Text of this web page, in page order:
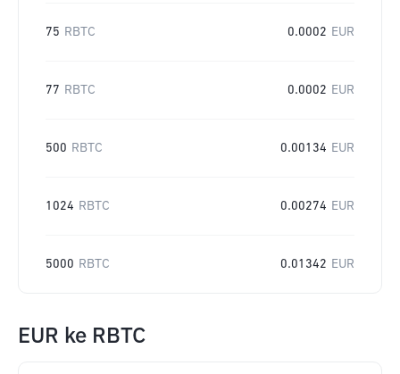
75 RBTC 0.0002 EUR
77 RBTC 0.0002 EUR
500 RBTC 0.00134 EUR
1024 RBTC 0.00274 EUR
5000 RBTC 0.01342 EUR
EUR ke RBTC